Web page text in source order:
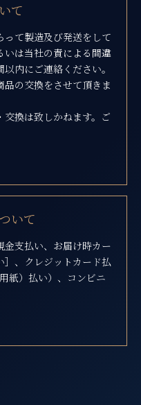
て
て製造及び発送をして
いは当社の責による間違
内にご連絡ください。
の交換をさせて頂きま
換は致しかねます。ご
いて
金支払い、お届け時カー
］、クレジットカード払
紙）払い）、コンビニ